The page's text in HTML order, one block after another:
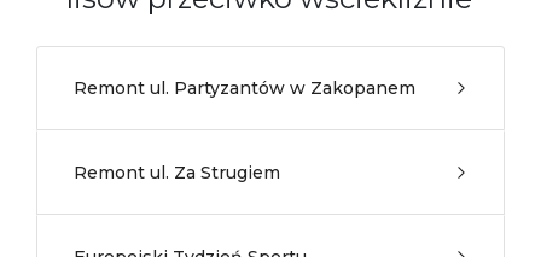
Remont ul. Partyzantów w Zakopanem
Remont ul. Za Strugiem